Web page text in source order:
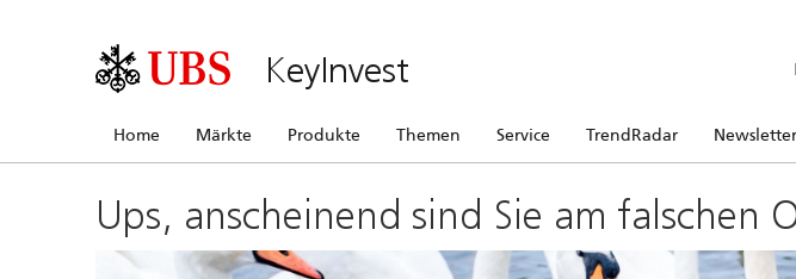
KeyInvest
Home Märkte Produkte Themen Service TrendRadar Newsletter
Ups, anscheinend sind Sie am falschen